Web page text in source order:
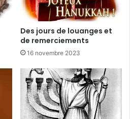
Des jours de louanges et
de remerciements
16 novembre 2023